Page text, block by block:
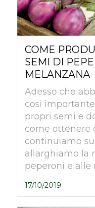
COME
SEMI DI
MELANZANA
Adesso che
così
propri semi e
come ottenere
continuiamo
allarghiamo la
peperoni e alle
17/10/2019